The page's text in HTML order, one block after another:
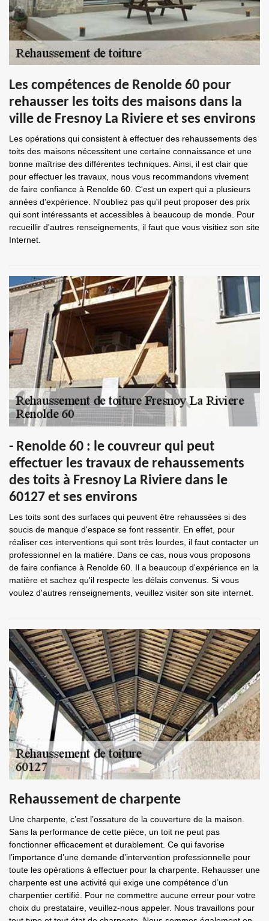
Les compétences de Renolde 60 pour
rehausser les toits des maisons dans la
ville de Fresnoy La Riviere et ses environs
Les opérations qui consistent à effectuer des rehaussements des
toits des maisons nécessitent une certaine connaissance et une
bonne maîtrise des différentes techniques. Ainsi, il est clair que
pour effectuer les travaux, nous vous recommandons vivement
de faire confiance à Renolde 60. C'est un expert qui a plusieurs
années d'expérience. N'oubliez pas qu'il peut proposer des prix
qui sont intéressants et accessibles à beaucoup de monde. Pour
recueillir d'autres renseignements, il faut que vous visitiez son site
Internet.
- Renolde 60 : le couvreur qui peut
effectuer les travaux de rehaussements
des toits à Fresnoy La Riviere dans le
60127 et ses environs
Les toits sont des surfaces qui peuvent être rehaussées si des
soucis de manque d'espace se font ressentir. En effet, pour
réaliser ces interventions qui sont très lourdes, il faut contacter un
professionnel en la matière. Dans ce cas, nous vous proposons
de faire confiance à Renolde 60. Il a beaucoup d'expérience en la
matière et sachez qu'il respecte les délais convenus. Si vous
voulez d'autres renseignements, veuillez visiter son site internet.
Rehaussement de charpente
Une charpente, c’est l’ossature de la couverture de la maison.
Sans la performance de cette pièce, un toit ne peut pas
fonctionner efficacement et durablement. Ce qui favorise
l’importance d’une demande d’intervention professionnelle pour
toute les opérations à effectuer pour la charpente. Rehausser une
charpente est une activité qui exige une compétence d’un
charpentier certifié. Pour ne commettre aucune erreur pour votre
choix du prestataire, veuillez-nous appeler. Nous travaillons pour